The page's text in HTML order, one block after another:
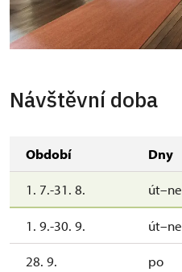
Návštěvní doba
Období Dny
1. 7.-31. 8. út–ne
1. 9.-30. 9. út–ne
28. 9. po